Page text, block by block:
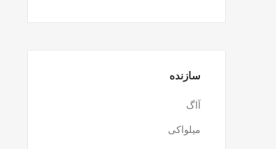
سازنده
آاگ
میلواکی